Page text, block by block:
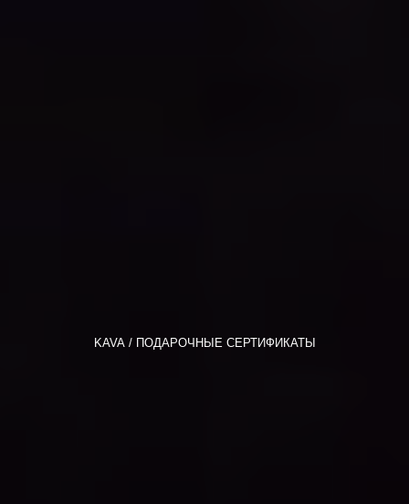
KAVA ПОДАРОЧНЫЕ СЕРТИФИКАТЫ